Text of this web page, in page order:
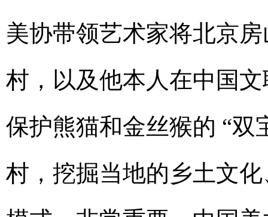
美协带领艺术家将北京
村，以及他本人在中国
保护熊猫和金丝猴的 “双
村，挖掘当地的乡土文